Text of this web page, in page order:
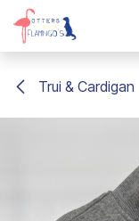
Overslaan naar inhoud
Trui & Cardigan